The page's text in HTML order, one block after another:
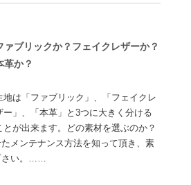
ァブリックか？フェイクレザーか？
革か？
地は「ファブリック」、「フェイクレ
ー」、「本革」と3つに大きく分ける
とが出来ます。どの素材を選ぶのか？
メンテナンス方法を知って頂き、素
さい。……